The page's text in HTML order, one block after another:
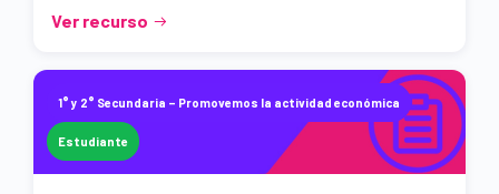
Ver recurso
1° y 2° Secundaria – Promovemos la actividad económica
Estudiante